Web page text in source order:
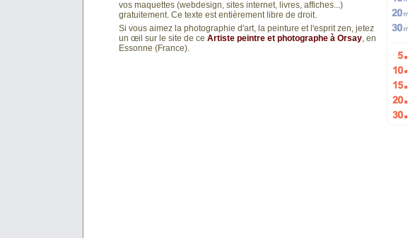
et
vers
5
mots
10
mots
15
mots
20
mots
30
mots
5
10
vos maquettes (webdesign, sites internet, livres, affiches...)
gratuitement. Ce texte est entièrement libre de droit.
Si vous aimez la photographie d'art, la peinture et l'esprit zen, jetez
un œil sur le site de ce Artiste peintre et photographe à Orsay, en
Essonne (France).